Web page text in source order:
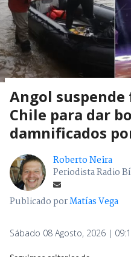
Angol
Chile para dar
damnificados
Roberto Neira
Periodista Radio
Publicado porMatías Vega
Sábado 08 Agosto, 2026 |